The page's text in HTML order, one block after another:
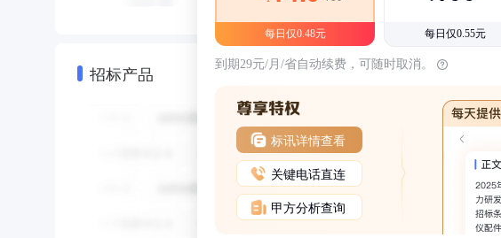
招标产品
每日仅0.48元 每日仅0.55元
到期29元/月/省自动续费，可随时取消。
标讯详情查看
关键电话直连
甲方分析查询